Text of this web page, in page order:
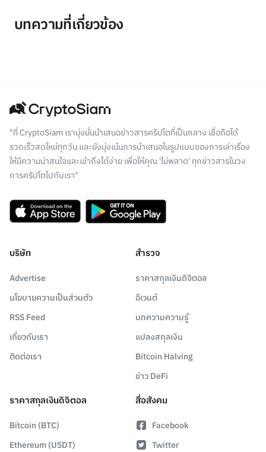
บทความที่เกี่ยวข้อง
"ที่ CryptoSiam เรามุ่งมั่นนำเสนอข่าวสารคริปโตที่เป็นกลาง เชื่อถือได้
รวดเร็วสดใหม่ทุกวัน และยังมุ่งเน้นการนำเสนอในรูปแบบของการเล่าเรื่อง
ให้มีความน่าสนใจและเข้าถึงได้ง่าย เพื่อให้คุณ 'ไม่พลาด' ทุกข่าวสารในวง
การคริปโตไปกับเรา"
บริษัท
Advertise
นโยบายความเป็นส่วนตัว
RSS Feed
เกี่ยวกับเรา
ติดต่อเรา
สำรวจ
ราคาสกุลเงินดิจิตอล
อีเวนต์
บทความความรู้
แปลงสกุลเงิน
Bitcoin Halving
ข่าว DeFi
ราคาสกุลเงินดิจิตอล
Bitcoin (BTC)
Ethereum (USDT)
สื่อสังคม
Facebook
Twitter